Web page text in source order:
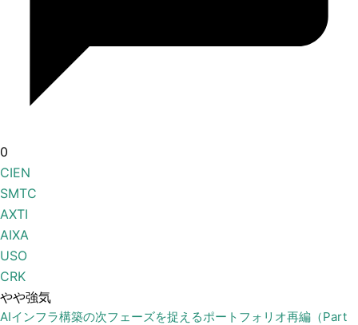
0
CIEN
SMTC
AXTI
AIXA
USO
CRK
やや強気
AIインフラ構築の次フェーズを捉えるポートフォリオ再編（Part